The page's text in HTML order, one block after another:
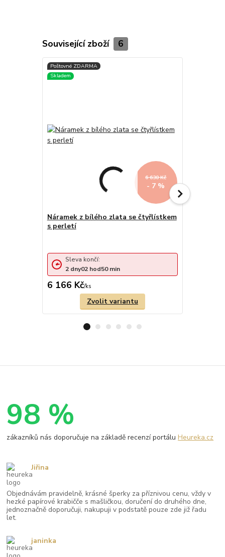
Související zboží 6
6 630 Kč
- 7 %
Náramek z bílého zlata se čtyřlístkem
s perletí
6 166 Kč/ks
Sleva končí:
2 dny02 hod50min
Zvolit variantu
98 %
zákazníků nás doporučuje na základě recenzí portáluHeureka.cz
Objednávám pravidelně, krásné šperky za příznivou cenu, vždy v
hezké papírové krabičče s mašličkou, doručení do druhého dne,
jednoznačně doporučuji, nakupuji v podstatě pouze zde již řadu
let.
Jiřina
janinka